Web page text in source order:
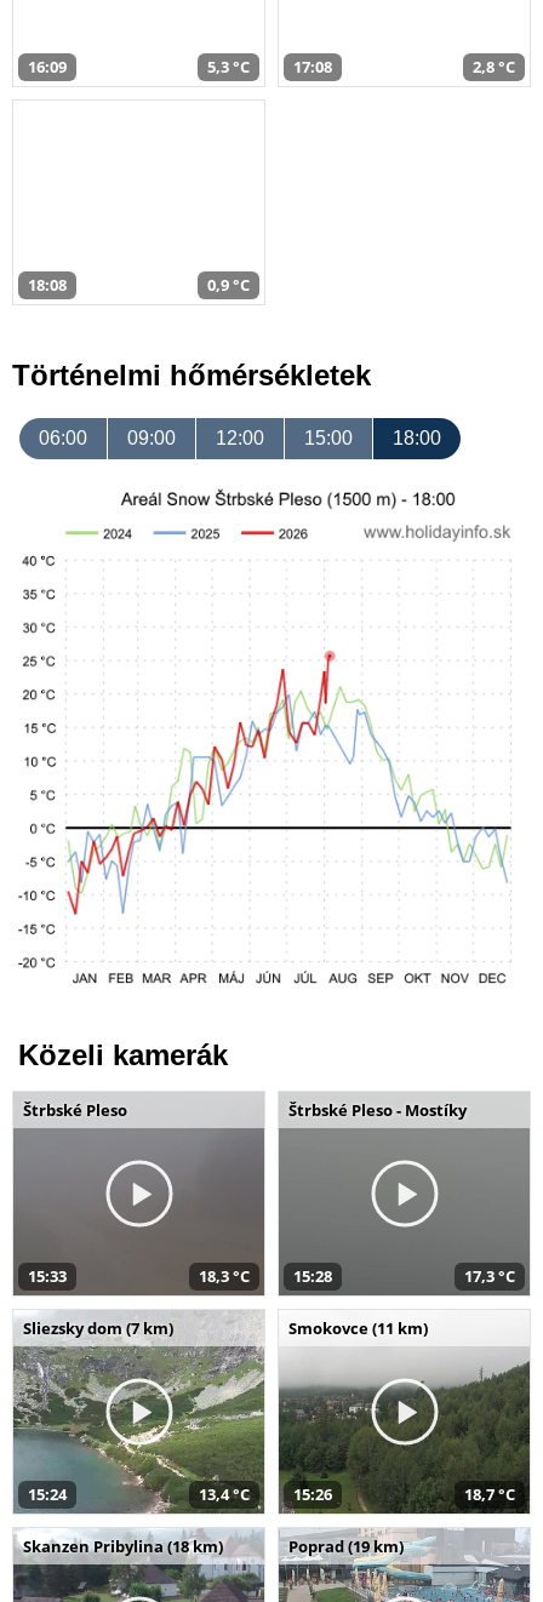
16:09 5,3 °C 17:08 2,8 °C
18:08 0,9 °C
Történelmi hőmérsékletek
06:00 09:00 12:00 15:00 18:00
Közeli kamerák
Štrbské Pleso
15:33 18,3 °C
Štrbské Pleso - Mostíky
15:28 17,3 °C
Sliezsky dom (7 km)
15:24 13,4 °C
Smokovce (11 km)
15:26 18,7 °C
Skanzen Pribylina (18 km) Poprad (19 km)